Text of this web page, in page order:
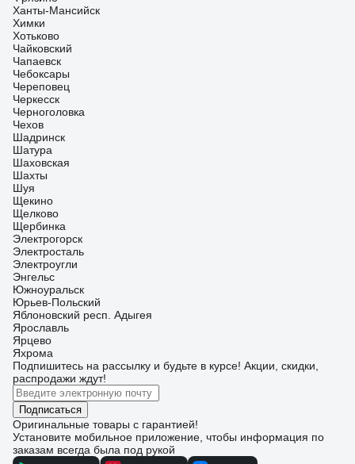
Ханты-Мансийск
Химки
Хотьково
Чайковский
Чапаевск
Чебоксары
Череповец
Черкесск
Черноголовка
Чехов
Шадринск
Шатура
Шаховская
Шахты
Шуя
Щекино
Щелково
Щербинка
Электрогорск
Электросталь
Электроугли
Энгельс
Южноуральск
Юрьев-Польский
Яблоновский респ. Адыгея
Ярославль
Ярцево
Яхрома
Подпишитесь на рассылку и будьте в курсе! Акции, скидки,
распродажи ждут!
Подписаться
Оригинальные товары с гарантией!
Установите мобильное приложение, чтобы информация по
заказам всегда была под рукой